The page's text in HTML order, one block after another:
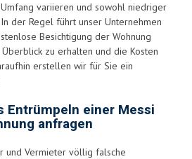
variieren und sowohl niedriger
der Regel führt unser Unternehmen
Besichtigung der Wohnung
zu erhalten und die Kosten
erstellen wir für Sie ein
Entrümpeln einer Messi
anfragen
und Vermieter völlig falsche